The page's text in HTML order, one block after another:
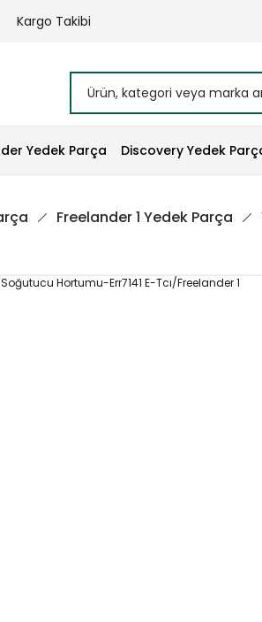
Kargo Takibi
Yedek Parça Discovery Yedek
Freelander 1 Yedek Parça